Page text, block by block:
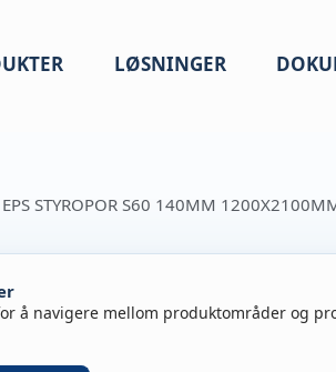
LØSNINGER
EPS STYROPOR S60 140MM
å navigere mellom produktområder og